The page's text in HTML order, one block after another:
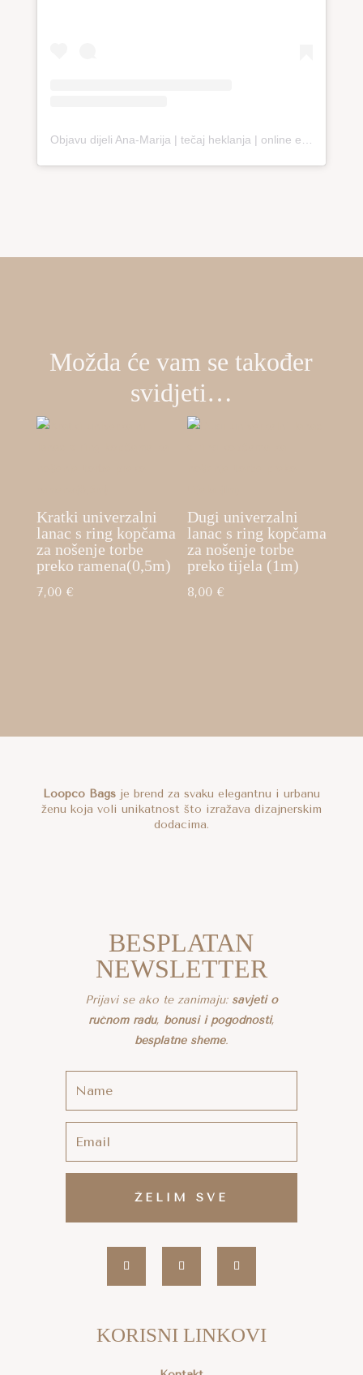
Možda će vam se također
svidjeti…
Kratki univerzalni
lanac s ring kopčama
za nošenje torbe
preko ramena(0,5m)
7,00 €
Dugi univerzalni
lanac s ring kopčama
za nošenje torbe
preko tijela (1m)
8,00€
Loopco Bagsje brend za svaku elegantnu i urbanu
ženu koja voli unikatnost što izražava dizajnerskim
dodacima.
BESPLATAN
NEWSLETTER
Prijavi se ako te zanimaju: savjeti o
ručnom radu, bonusi i pogodnosti,
besplatne sheme.
ŽELIM SVE
KORISNI LINKOVI